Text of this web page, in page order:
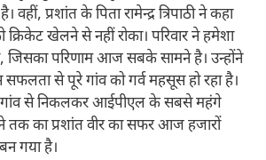
प्रशांत के पिता रामेन्द्र त्रिपाठी ने कहा
खेलने से नहीं रोका। परिवार ने हमेशा
जिसका परिणाम आज सबके सामने है। उन्होंने
सफलता से पूरे गांव को गर्व महसूस हो रहा है।
से निकलकर आईपीएल के सबसे महंगे
तक का प्रशांत वीर का सफर आज हजारों
गया है।